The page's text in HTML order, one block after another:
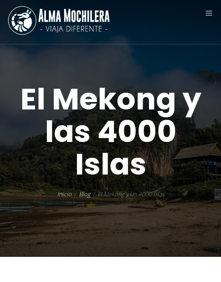
El Mekong y
las 4000
Islas
Inicio Blog El Mekong y las 4000 Islas